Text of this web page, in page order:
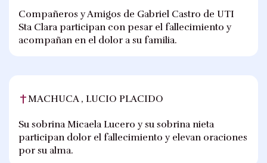
Compañeros y Amigos de Gabriel Castro de UTI
Sta Clara participan con pesar el fallecimiento y
acompañan en el dolor a su familia.
MACHUCA , LUCIO PLACIDO
Su sobrina Micaela Lucero y su sobrina nieta
participan dolor el fallecimiento y elevan oraciones
por su alma.